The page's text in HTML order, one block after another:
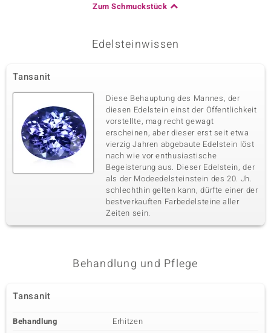
Zum Schmuckstück
Edelsteinwissen
Tansanit
Diese Behauptung des Mannes, der
diesen Edelstein einst der Öffentlichkeit
vorstellte, mag recht gewagt
erscheinen, aber dieser erst seit etwa
vierzig Jahren abgebaute Edelstein löst
nach wie vor enthusiastische
Begeisterung aus. Dieser Edelstein, der
als der Modeedelsteinstein des 20. Jh.
schlechthin gelten kann, dürfte einer der
bestverkauften Farbedelsteine aller
Zeiten sein.
Behandlung und Pflege
Tansanit
Behandlung Erhitzen